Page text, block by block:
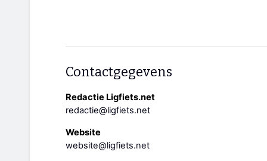
Contactgegevens
Redactie Ligfiets.net
redactie@ligfiets.net
Website
website@ligfiets.net